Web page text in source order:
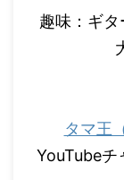
趣味：ギ
タマ王
YouTubeチ